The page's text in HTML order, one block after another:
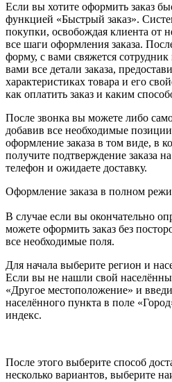
Если вы хотите оформить заказ
функцией «Быстрый заказ».
покупки, освобождая клиента от
все шаги оформления заказа.
форму, с вами свяжется
вами все детали заказа,
характеристиках товара и его
как оплатить заказ и каким
После звонка вы можете либо
добавив все необходимые
оформление заказа в том виде, в
получите подтверждение заказа
телефон и ожидаете доставку.
Оформление заказа в полном
В случае если вы окончательно
можете оформить заказ без
все необходимые поля.
Для начала выберите регион и
Если вы не нашли свой
«Другое местоположение» и
населённого пункта в поле
индекс.
После этого выберите способ
несколько вариантов, выберите